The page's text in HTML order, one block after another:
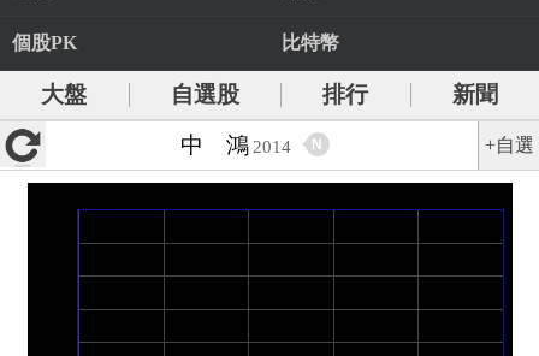
個股PK 比特幣
大盤 自選股 排行
新聞
中 鴻 2014 N +自選